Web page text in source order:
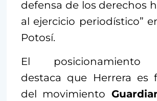
defensa de los derechos
al ejercicio periodístico”
Potosí.
El posicionamiento
destaca que Herrera es
del movimiento